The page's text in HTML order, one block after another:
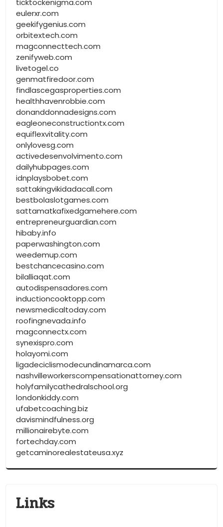
ticktockenigma.com
eulerxr.com
geekifygenius.com
orbitextech.com
magconnecttech.com
zenifyweb.com
livetogel.co
genmatfiredoor.com
findlascegasproperties.com
healthhavenrobbie.com
donanddonnadesigns.com
eagleoneconstructiontx.com
equiflexvitality.com
onlylovesg.com
activedesenvolvimento.com
dailyhubpages.com
idnplaysbobet.com
sattakingvikidadacall.com
bestbolaslotgames.com
sattamatkafixedgamehere.com
entrepreneurguardian.com
hibaby.info
paperwashington.com
weedemup.com
bestchancecasino.com
bilalliaqat.com
autodispensadores.com
inductioncooktopp.com
newsmedicaltoday.com
roofingnevada.info
magconnectx.com
synexispro.com
holayomi.com
ligadeciclismodecundinamarca.com
nashvilleworkerscompensationattorney.com
holyfamilycathedralschool.org
londonkiddy.com
ufabetcoaching.biz
davismindfulness.org
millionairebyte.com
fortechday.com
getcaminorealestateusa.xyz
Links